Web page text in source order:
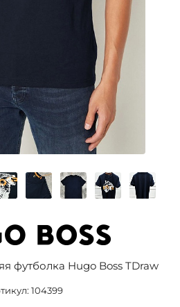
футболка Hugo Boss TDraw
104399